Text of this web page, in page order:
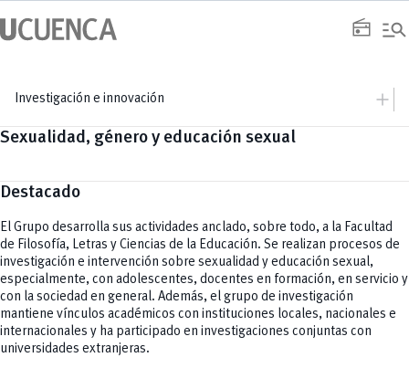
al
contenido
radio manage_search
Investigación e innovación add
Investigación
add
Departamentos
add
Ciencias de la Computación
Economía, Empresa y Desarrollo Sostenible
Educación
Ingeniería Civil
Ingeniería Eléctrica, Electrónica y Telecomunicaciones
Interdisciplinario de Espacio y Población
Química Aplicada y Sistemas de Producción
Recursos Hídricos
XXI Concurso Universitario de Proyectos de Investigación
Resoluciones y Normativa
remove
Comunicación de la Ciencia
add
Webinars
Videos
PROMEMCI
remove
Revistas
remove
Innovación
remove
add
Sexualidad, género y educación sexual
Destacado
El Grupo desarrolla sus actividades anclado, sobre todo, a la Facultad
de Filosofía, Letras y Ciencias de la Educación. Se realizan procesos de
investigación e intervención sobre sexualidad y educación sexual,
especialmente, con adolescentes, docentes en formación, en servicio y
con la sociedad en general. Además, el grupo de investigación
mantiene vínculos académicos con instituciones locales, nacionales e
internacionales y ha participado en investigaciones conjuntas con
universidades extranjeras.